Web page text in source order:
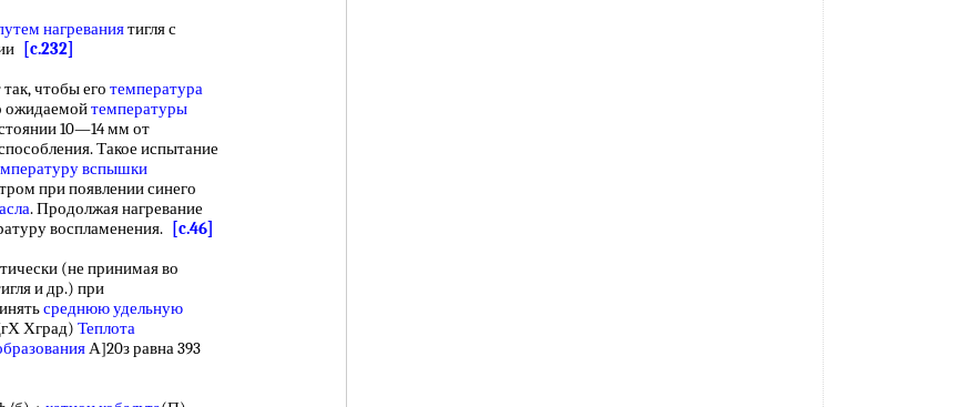
нагреваниятигля с
[c.232]
чтобы его температура
ожидаемойтемпературы
10—14 мм от
Такое испытание
вспышки
при появлении синего
. Продолжая нагревание
воспламенения.
[c.46]
(не принимая во
и др.) при
среднюю удельную
Хград) Теплота
А]20з равна 393